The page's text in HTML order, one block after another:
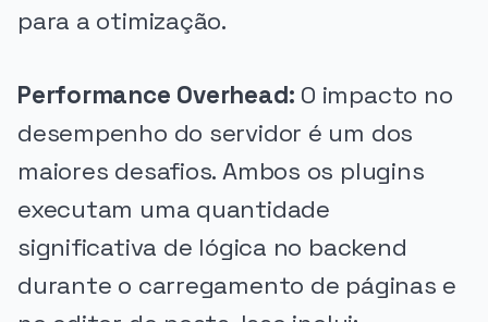
para a otimização.
Performance Overhead: O impacto no
desempenho do servidor é um dos
maiores desafios. Ambos os plugins
executam uma quantidade
significativa de lógica no backend
durante o carregamento de páginas e